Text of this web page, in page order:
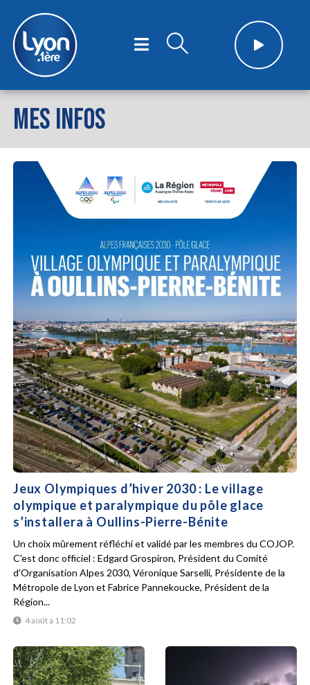
MES INFOS
Jeux Olympiques d’hiver 2030 : Le village
olympique et paralympique du pôle glace
s’installera à Oullins-Pierre-Bénite
4 août à 11:02
Un choix mûrement réfléchi et validé par les membres du COJOP.
C'est donc officiel : Edgard Grospiron, Président du Comité
d'Organisation Alpes 2030, Véronique Sarselli, Présidente de la
Métropole de Lyon et Fabrice Pannekoucke, Président de la
Région...